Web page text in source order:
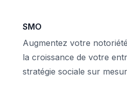
SMO
Augmentez votre
la croissance de votre
stratégie sociale sur